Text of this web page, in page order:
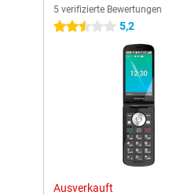
5 verifizierte Bewertungen
2.5 Sterne 5,2
Ausverkauft